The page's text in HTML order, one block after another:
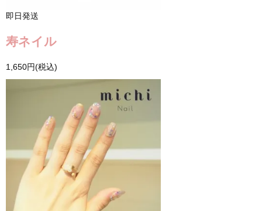
即日発送
寿ネイル
1,650円(税込)